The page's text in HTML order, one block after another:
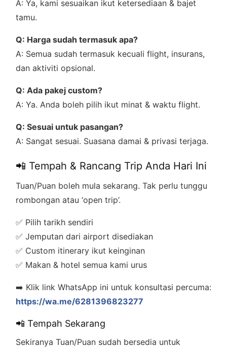
A: Ya, kami sesuaikan ikut ketersediaan & bajet
tamu.
Q: Harga sudah termasuk apa?
A: Semua sudah termasuk kecuali flight, insurans,
dan aktiviti opsional.
Q: Ada pakej custom?
A: Ya. Anda boleh pilih ikut minat & waktu flight.
Q: Sesuai untuk pasangan?
A: Sangat sesuai. Suasana damai & privasi terjaga.
📲 Tempah & Rancang Trip Anda Hari Ini
Tuan/Puan boleh mula sekarang. Tak perlu tunggu
rombongan atau ‘open trip’.
✅ Pilih tarikh sendiri
✅ Jemputan dari airport disediakan
✅ Custom itinerary ikut keinginan
✅ Makan & hotel semua kami urus
➡️ Klik link WhatsApp ini untuk konsultasi percuma:
https://wa.me/6281396823277
📲 Tempah Sekarang
Sekiranya Tuan/Puan sudah bersedia untuk